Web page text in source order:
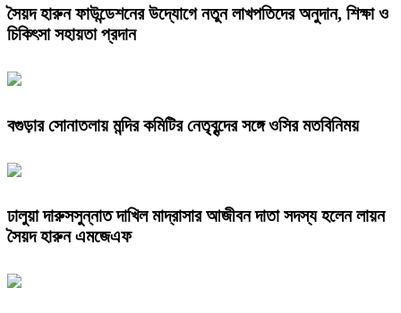
সৈয়দ হারুন ফাউন্ডেশনের উদ্যোগে নতুন লাখপতিদের অনুদান, শিক্ষা ও
চিকিৎসা সহায়তা প্রদান
বগুড়ার সোনাতলায় মন্দির কমিটির নেতৃবৃন্দের সঙ্গে ওসির মতবিনিময়
ঢালুয়া দারুসসুন্নাত দাখিল মাদ্রাসার আজীবন দাতা সদস্য হলেন লায়ন
সৈয়দ হারুন এমজেএফ